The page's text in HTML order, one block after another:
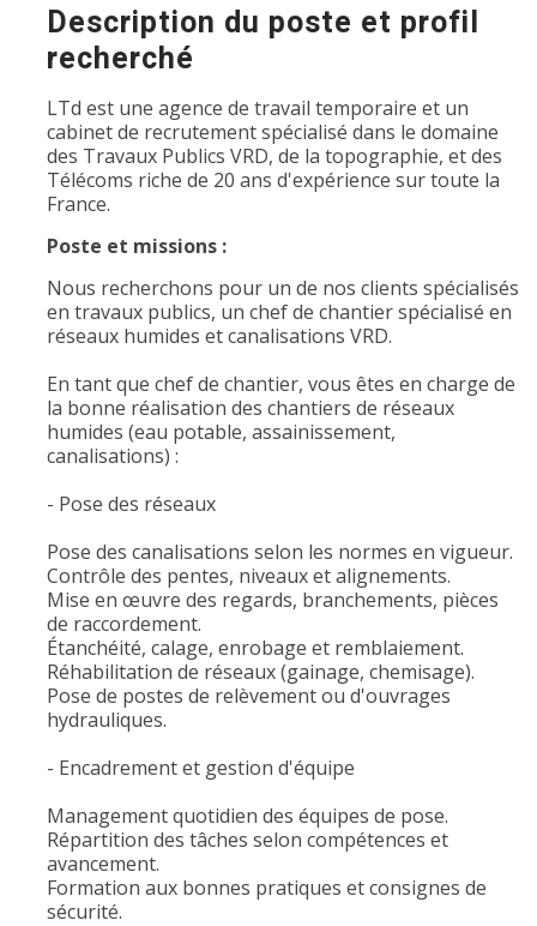
Description du poste et profil
recherché
LTd est une agence de travail temporaire et un
cabinet de recrutement spécialisé dans le domaine
des Travaux Publics VRD, de la topographie, et des
Télécoms riche de 20 ans d'expérience sur toute la
France.
Poste et missions :
Nous recherchons pour un de nos clients spécialisés
en travaux publics, un chef de chantier spécialisé en
réseaux humides et canalisations VRD.
En tant que chef de chantier, vous êtes en charge de
la bonne réalisation des chantiers de réseaux
humides (eau potable, assainissement,
canalisations) :
- Pose des réseaux
Pose des canalisations selon les normes en vigueur.
Contrôle des pentes, niveaux et alignements.
Mise en œuvre des regards, branchements, pièces
de raccordement.
Étanchéité, calage, enrobage et remblaiement.
Réhabilitation de réseaux (gainage, chemisage).
Pose de postes de relèvement ou d'ouvrages
hydrauliques.
- Encadrement et gestion d'équipe
Management quotidien des équipes de pose.
Répartition des tâches selon compétences et
avancement.
Formation aux bonnes pratiques et consignes de
sécurité.